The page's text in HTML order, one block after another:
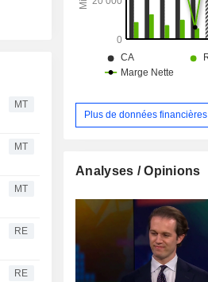
MT
MT
MT
RE
RE
Plus de données financières
Analyses / Opinions